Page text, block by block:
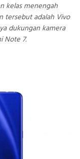
kelas menengah
tersebut adalah Vivo
dukungan kamera
Note 7.